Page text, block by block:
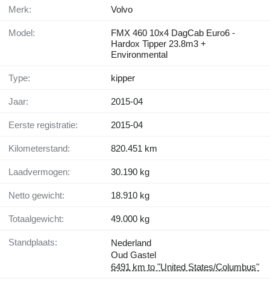
Merk: Volvo
Model:
FMX 460 10x4 DagCab Euro6 -
Hardox Tipper 23.8m3 +
Environmental
Type: kipper
Jaar: 2015-04
Eerste registratie: 2015-04
Kilometerstand: 820.451 km
Laadvermogen: 30.190 kg
Netto gewicht: 18.910 kg
Totaalgewicht: 49.000 kg
Standplaats:
Nederland
Oud Gastel
6491 km to "United States/Columbus"